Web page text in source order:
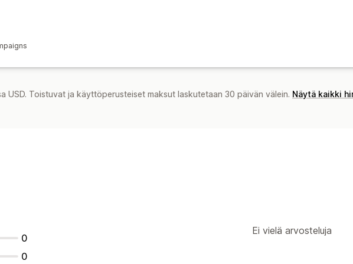
USD. Toistuvat ja käyttöperusteiset maksut laskutetaan 30 päivän välein. Näytä kaikki
0
0
Ei vielä arvosteluja